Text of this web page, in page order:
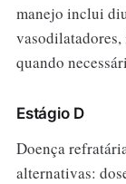
manejo inclui
quando
Estágio D
Doença
alternativas: